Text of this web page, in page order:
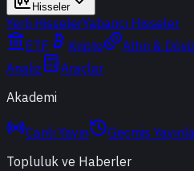
Hisseler
Yerli HisselerYabancı Hisseler
ETF
Kripto Altın &
Analiz
Araçlar
Akademi
Canlı Yayın Geçmiş
Topluluk ve Haberler